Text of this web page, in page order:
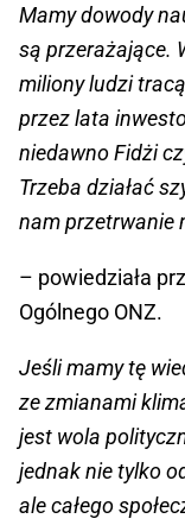
Mamy dowody
są przerażające.
miliony ludzi
przez lata
niedawno Fidżi
Trzeba działać
nam przetrwanie
– powiedziała
Ogólnego ONZ.
Jeśli mamy tę
ze zmianami
jest wola
jednak nie tylko
ale całego